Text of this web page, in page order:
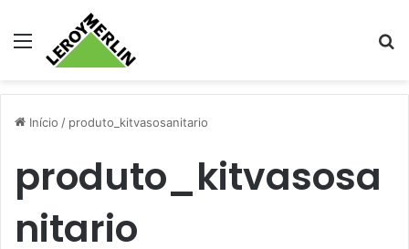
Menu
Início / produto_kitvasosanitario
produto_kitvasosa
nitario